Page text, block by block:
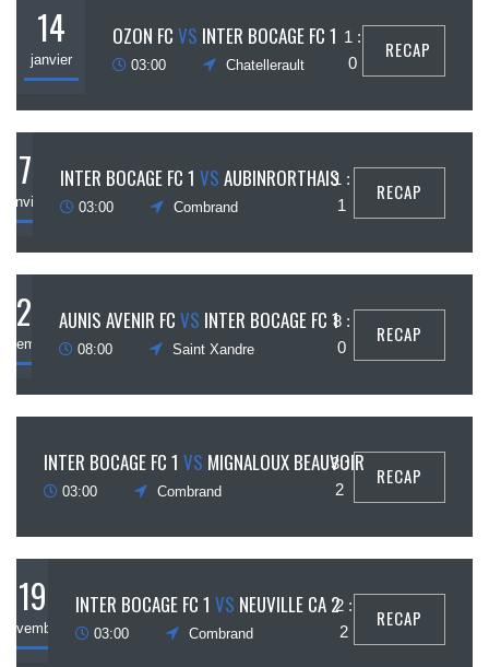
14
janvier
OZON FC VS INTER BOCAGE FC 1
03:00 Chatellerault
1 :
0
RECAP
7
janvier
INTER BOCAGE FC 1 VS AUBINRORTHAIS
03:00 Combrand
1 :
1
RECAP
2 AUNIS AVENIR FC VS INTER BOCAGE FC 1
08:00 Saint Xandre
8 :
0
RECAP
INTER BOCAGE FC 1 VS MIGNALOUX BEAUVOIR
03:00 Combrand
3 :
2
RECAP
19
novembre
INTER BOCAGE FC 1 VS NEUVILLE CA 2
03:00 Combrand
2 :
2
RECAP